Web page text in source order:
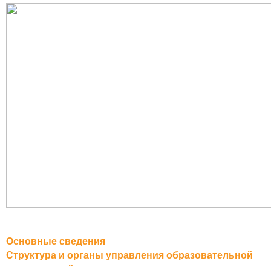
Основные сведения
Структура и органы управления образовательной